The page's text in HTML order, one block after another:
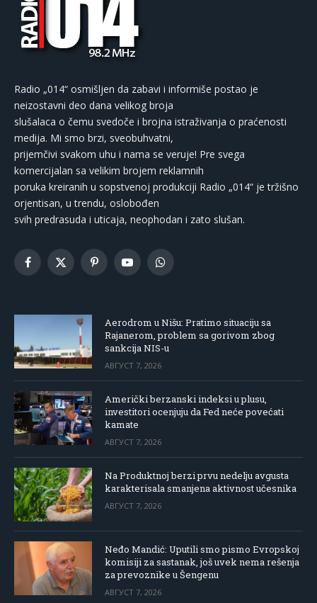
Radio „014“ osmišljen da zabavi i informiše postao je
neizostavni deo dana velikog broja
slušalaca o čemu svedoče i brojna istraživanja o praćenosti
medija. Mi smo brzi, sveobuhvatni,
prijemčivi svakom uhu i nama se veruje! Pre svega
komercijalan sa velikim brojem reklamnih
poruka kreiranih u sopstvenoj produkciji Radio „014“ je tržišno
orjentisan, u trendu, oslobođen
svih predrasuda i uticaja, neophodan i zato slušan.
Facebook
X
PinterestYouTubeWhatsApp
Aerodrom u Nišu: Pratimo situaciju sa
Rajanerom, problem sa gorivom zbog
sankcija NIS-u
АВГУСТ 7, 2026
Američki berzanski indeksi u plusu,
investitori ocenjuju da Fed neće povećati
kamate
АВГУСТ 7, 2026
Na Produktnoj berzi prvu nedelju avgusta
karakterisala smanjena aktivnost učesnika
АВГУСТ 7, 2026
Neđo Mandić: Uputili smo pismo Evropskoj
komisiji za sastanak, još uvek nema rešenja
za prevoznike u Šengenu
АВГУСТ 7, 2026